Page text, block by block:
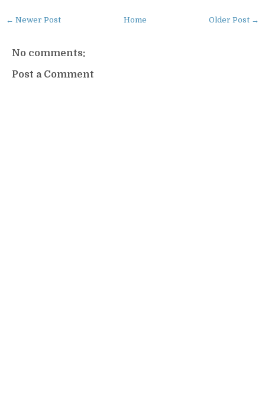
← Newer Post Older Post →
Home
No comments:
Post a Comment